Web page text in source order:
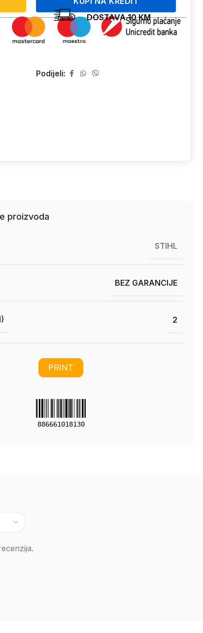
DOSTAVA 10 KM
Podijeli:
proizvoda
STIHL
BEZ GARANCIJE
2
PRINT
886661018130